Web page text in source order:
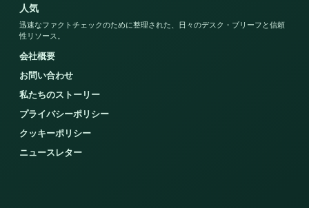
人気
迅速なファクトチェックのために整理された、日々のデスク・ブリーフと信頼
性リソース。
会社概要
お問い合わせ
私たちのストーリー
プライバシーポリシー
クッキーポリシー
ニュースレター